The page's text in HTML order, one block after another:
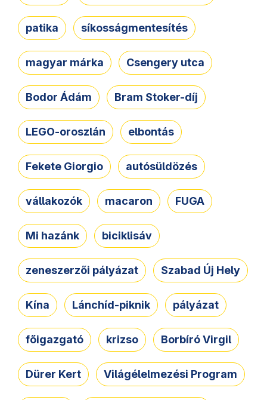
patika síkosságmentesítés
magyar márka Csengery utca
Bodor Ádám Bram Stoker-díj
LEGO-oroszlán elbontás
Fekete Giorgio autósüldözés
vállakozók macaron FUGA
Mi hazánk biciklisáv
zeneszerzői pályázat Szabad Új Hely
Kína Lánchíd-piknik pályázat
főigazgató krizso Borbíró Virgil
Dürer Kert Világélelmezési Program